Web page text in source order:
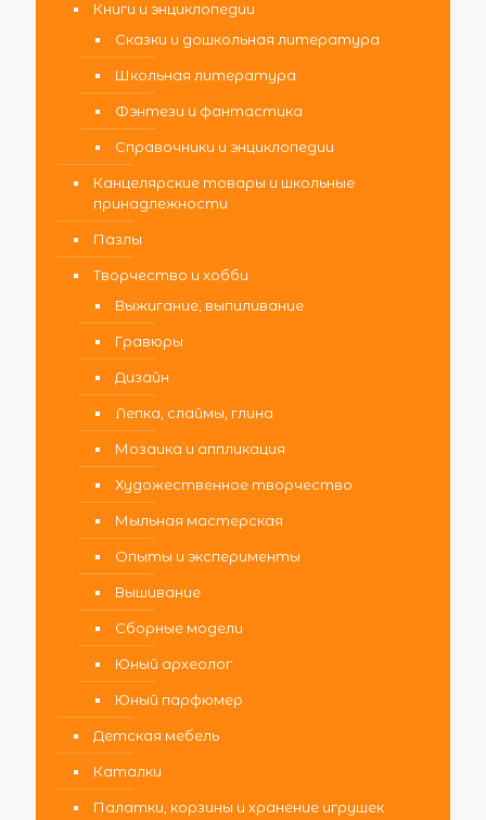
Книги и энциклопедии
Сказки и дошкольная литература
Школьная литература
Фэнтези и фантастика
Справочники и энциклопедии
Канцелярские товары и школьные
принадлежности
Пазлы
Творчество и хобби
Выжигание, выпиливание
Гравюры
Дизайн
Лепка, слаймы, глина
Мозаика и аппликация
Художественное творчество
Мыльная мастерская
Опыты и эксперименты
Вышивание
Сборные модели
Юный археолог
Юный парфюмер
Детская мебель
Каталки
Палатки, корзины и хранение игрушек